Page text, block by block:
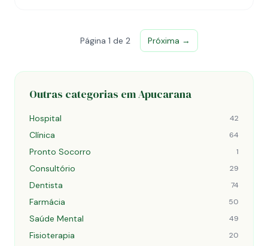
Página 1 de 2 Próxima →
Outras categorias em Apucarana
Hospital 42
Clínica 64
Pronto Socorro 1
Consultório 29
Dentista 74
Farmácia 50
Saúde Mental 49
Fisioterapia 20